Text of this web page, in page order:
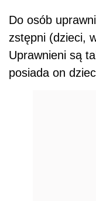
Do osób
zstępni (dzieci,
Uprawnieni są
posiada on